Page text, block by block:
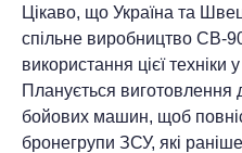
Цікаво, що Україна та
спільне виробництво СВ-
використання цієї техніки
Планується виготовлення
бойових машин, щоб
бронегрупи ЗСУ, які